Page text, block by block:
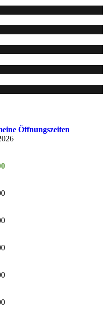
Öffnungszeiten